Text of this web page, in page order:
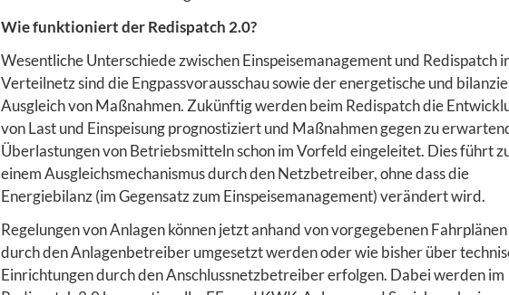
Wie funktioniert der Redispatch 2.0?
Wesentliche Unterschiede zwischen Einspeisemanagement und Redispatch
Verteilnetz sind die Engpassvorausschau sowie der energetische und
Ausgleich von Maßnahmen. Zukünftig werden beim Redispatch die
von Last und Einspeisung prognostiziert und Maßnahmen gegen zu
Überlastungen von Betriebsmitteln schon im Vorfeld eingeleitet. Dies führt
einem Ausgleichsmechanismus durch den Netzbetreiber, ohne dass die
Energiebilanz (im Gegensatz zum Einspeisemanagement) verändert wird.
Regelungen von Anlagen können jetzt anhand von vorgegebenen Fahrplänen
durch den Anlagenbetreiber umgesetzt werden oder wie bisher über
Einrichtungen durch den Anschlussnetzbetreiber erfolgen. Dabei werden im